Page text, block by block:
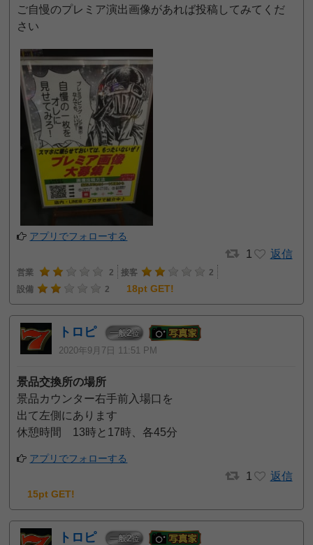
ご自慢のプレミア演出画像があれば投稿してみてくだ
さい
アプリでフォローする
1 返信
営業 2 接客
2
設備
2 18pt GET!
トロピ 一般2位
2020年9月7日 11:51 PM
景品交換所の場所
景品カウンター右手前入場口を
出て左側にあります
休憩時間 13時と17時、各45分
アプリでフォローする
1 返信
15pt GET!
トロピ 一般2位